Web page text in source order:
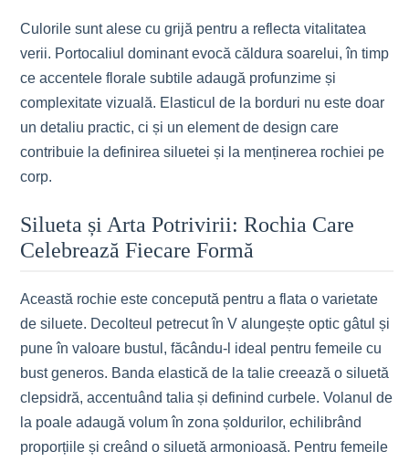
Culorile sunt alese cu grijă pentru a reflecta vitalitatea
verii. Portocaliul dominant evocă căldura soarelui, în timp
ce accentele florale subtile adaugă profunzime și
complexitate vizuală. Elasticul de la borduri nu este doar
un detaliu practic, ci și un element de design care
contribuie la definirea siluetei și la menținerea rochiei pe
corp.
Silueta și Arta Potrivirii: Rochia Care
Celebrează Fiecare Formă
Această rochie este concepută pentru a flata o varietate
de siluete. Decolteul petrecut în V alungește optic gâtul și
pune în valoare bustul, făcându-l ideal pentru femeile cu
bust generos. Banda elastică de la talie creează o siluetă
clepsidră, accentuând talia și definind curbele. Volanul de
la poale adaugă volum în zona șoldurilor, echilibrând
proporțiile și creând o siluetă armonioasă. Pentru femeile